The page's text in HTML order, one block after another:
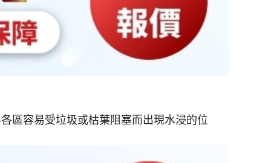
區容易受垃圾或枯葉阻塞而出現水浸的位